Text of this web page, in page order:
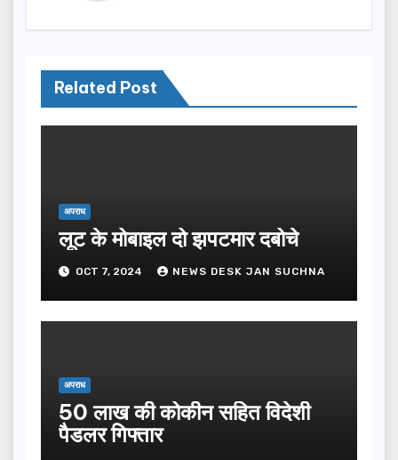
Related Post
अपराध
लूट के मोबाइल दो झपटमार दबोचे
OCT 7, 2024 NEWS DESK JAN SUCHNA
अपराध
50 लाख की कोकीन सहित विदेशी
पैडलर गिफ्तार